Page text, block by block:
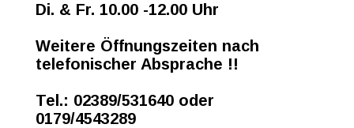
Di. & Fr. 10.00 -12.00 Uhr
Weitere Öffnungszeiten nach
telefonischer Absprache !!
Tel.: 02389/531640 oder
0179/4543289